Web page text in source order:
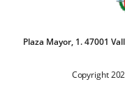
Plaza Mayor, 1. 47001
Copyright